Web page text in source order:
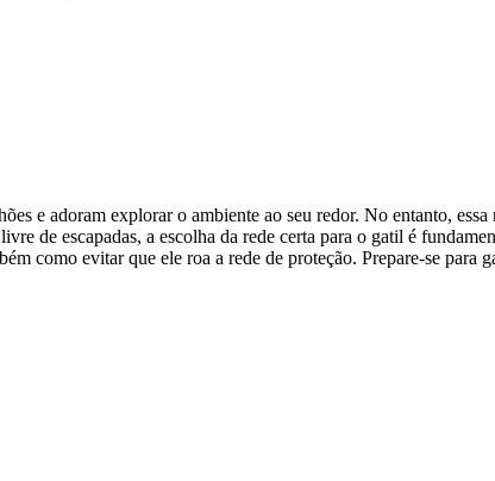
e adoram explorar o ambiente ao seu redor. No entanto,
de escapadas, a escolha da rede certa para o gatil é
como evitar que ele roa a rede de proteção. Prepare-se para